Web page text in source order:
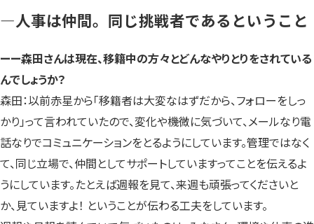
—人事は仲間。同じ挑戦者であるということ
ーー森田さんは現在、移籍中の方々とどんなやりとりをされている
んでしょうか？
森田：以前赤星から「移籍者は大変なはずだから、フォローをしっ
かり」って言われていたので、変化や機微に気づいて、メールなり電
話なりでコミュニケーションをとるようにしています。管理ではなく
て、同じ立場で、仲間としてサポートしていますってことを伝えるよ
うにしています。たとえば週報を見て、来週も頑張ってくださいと
か、見ていますよ！ ということが伝わる工夫をしています。